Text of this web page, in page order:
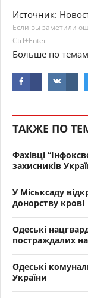
Источник:
Если вы заметили
Ctrl+Enter
Больше по
ТАКЖЕ ПО
Фахівці
захисників
У Міськсаду
донорству крові
Одеські
постраждалих
Одеські
України